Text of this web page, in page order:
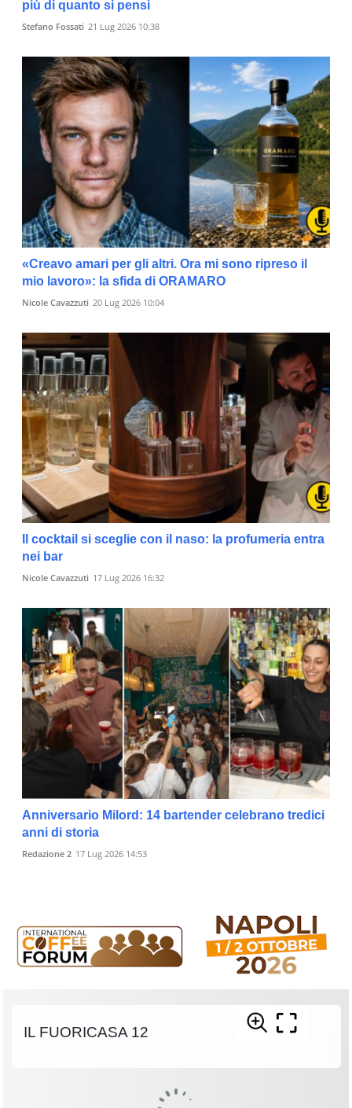
più di quanto si pensi
Stefano Fossati 21 Lug 2026 10:38
«Creavo amari per gli altri. Ora mi sono ripreso il
mio lavoro»: la sfida di ORAMARO
Nicole Cavazzuti 20 Lug 2026 10:04
Il cocktail si sceglie con il naso: la profumeria entra
nei bar
Nicole Cavazzuti 17 Lug 2026 16:32
Anniversario Milord: 14 bartender celebrano tredici
anni di storia
Redazione 2 17 Lug 2026 14:53